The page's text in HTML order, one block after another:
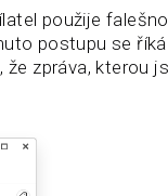
použije
postupu se říká
že zpráva, kterou